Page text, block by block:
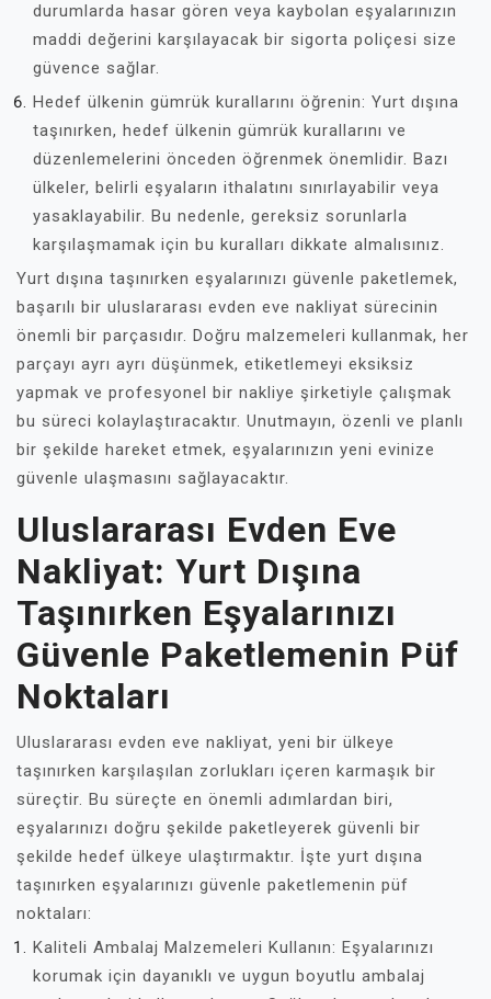
durumlarda hasar gören veya kaybolan eşyalarınızın
maddi değerini karşılayacak bir sigorta poliçesi size
güvence sağlar.
Hedef ülkenin gümrük kurallarını öğrenin: Yurt dışına
taşınırken, hedef ülkenin gümrük kurallarını ve
düzenlemelerini önceden öğrenmek önemlidir. Bazı
ülkeler, belirli eşyaların ithalatını sınırlayabilir veya
yasaklayabilir. Bu nedenle, gereksiz sorunlarla
karşılaşmamak için bu kuralları dikkate almalısınız.
Yurt dışına taşınırken eşyalarınızı güvenle paketlemek,
başarılı bir uluslararası evden eve nakliyat sürecinin
önemli bir parçasıdır. Doğru malzemeleri kullanmak, her
parçayı ayrı ayrı düşünmek, etiketlemeyi eksiksiz
yapmak ve profesyonel bir nakliye şirketiyle çalışmak
bu süreci kolaylaştıracaktır. Unutmayın, özenli ve planlı
bir şekilde hareket etmek, eşyalarınızın yeni evinize
güvenle ulaşmasını sağlayacaktır.
Uluslararası Evden Eve
Nakliyat: Yurt Dışına
Taşınırken Eşyalarınızı
Güvenle Paketlemenin Püf
Noktaları
Uluslararası evden eve nakliyat, yeni bir ülkeye
taşınırken karşılaşılan zorlukları içeren karmaşık bir
süreçtir. Bu süreçte en önemli adımlardan biri,
eşyalarınızı doğru şekilde paketleyerek güvenli bir
şekilde hedef ülkeye ulaştırmaktır. İşte yurt dışına
taşınırken eşyalarınızı güvenle paketlemenin püf
noktaları:
Kaliteli Ambalaj Malzemeleri Kullanın: Eşyalarınızı
korumak için dayanıklı ve uygun boyutlu ambalaj